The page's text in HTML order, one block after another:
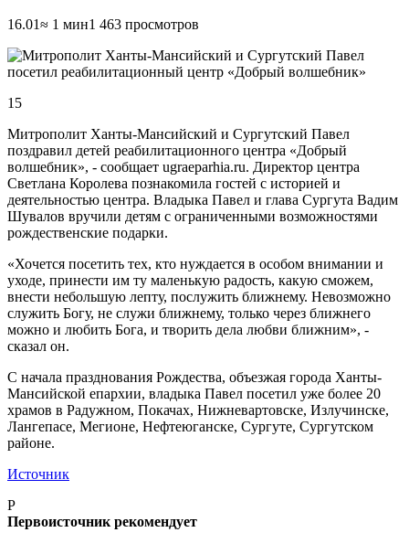
16.01≈ 1 мин1 463 просмотров
15
Митрополит Ханты-Мансийский и Сургутский Павел
поздравил детей реабилитационного центра «Добрый
волшебник», - сообщает ugraeparhia.ru. Директор центра
Светлана Королева познакомила гостей с историей и
деятельностью центра. Владыка Павел и глава Сургута Вадим
Шувалов вручили детям с ограниченными возможностями
рождественские подарки.
«Хочется посетить тех, кто нуждается в особом внимании и
уходе, принести им ту маленькую радость, какую сможем,
внести небольшую лепту, послужить ближнему. Невозможно
служить Богу, не служи ближнему, только через ближнего
можно и любить Бога, и творить дела любви ближним», -
сказал он.
С начала празднования Рождества, объезжая города Ханты-
Мансийской епархии, владыка Павел посетил уже более 20
храмов в Радужном, Покачах, Нижневартовске, Излучинске,
Лангепасе, Мегионе, Нефтеюганске, Сургуте, Сургутском
районе.
Источник
P
Первоисточник рекомендует